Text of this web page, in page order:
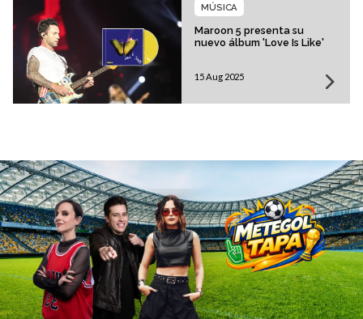
Maroon 5 presenta su
nuevo álbum 'Love Is Like'
MÚSICA
15 Aug 2025